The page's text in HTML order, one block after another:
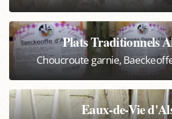
Plats Traditionnels
Choucroute garnie,
Eaux-de-Vie